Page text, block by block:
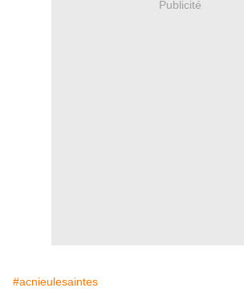
Publicité
#acnieulesaintes